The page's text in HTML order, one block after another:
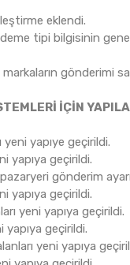
eklendi.
tipi bilgisinin genel
gönderimi
İÇİN
yapıye geçirildi.
yapıya geçirildi.
gönderim
yapıya geçirildi.
yeni yapıya geçirildi.
geçirildi.
yeni yapıya